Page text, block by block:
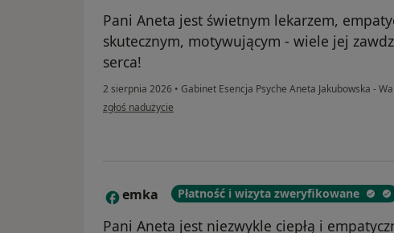
Pani Aneta jest świetnym lekarzem,
skutecznym, motywującym - wiele jej
serca!
2 sierpnia 2026 • Gabinet Esencja Psyche Aneta Jakubowska -
w opinii użytkownika JO
zgłoś nadużycie
E emka Płatność i wizyta zweryfikowane
Pani Aneta jest niezwykle ciepłą i